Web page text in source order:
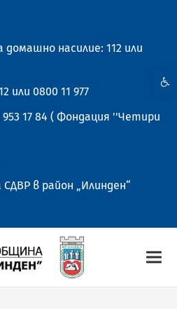
насилие: 112 или
или 0800 11 977
17 84 ( Фондация ''Четири
в район „Илинден“